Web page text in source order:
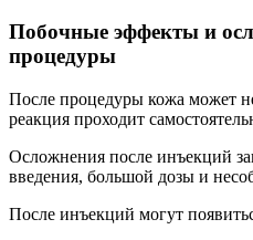
Побочные эффекты и
процедуры
После процедуры кожа может
реакция проходит
Осложнения после инъекций
введения, большой дозы и
После инъекций могут